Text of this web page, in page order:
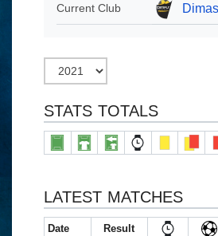
Current Club
STATS TOTALS
LATEST MATCHES
Date Result